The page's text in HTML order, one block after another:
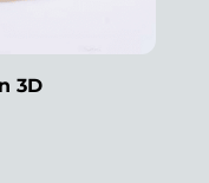
3D